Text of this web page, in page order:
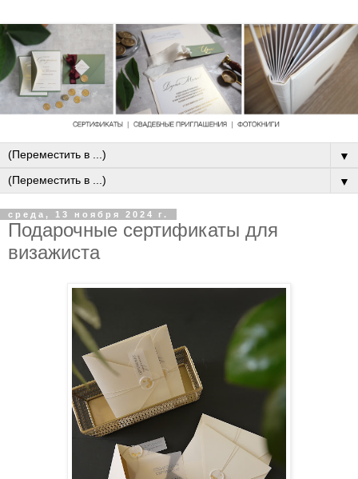
▼
▼
среда, 13 ноября 2024 г.
Подарочные сертификаты для
визажиста